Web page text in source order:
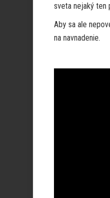
sveta nejaký ten
Aby sa ale
na navnadenie.